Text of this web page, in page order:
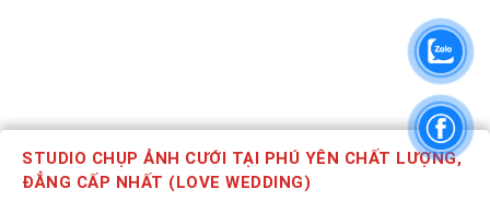
STUDIO CHỤP ẢNH CƯỚI TẠI PHÚ YÊN CHẤT LƯỢNG,
ĐẲNG CẤP NHẤT (LOVE WEDDING)